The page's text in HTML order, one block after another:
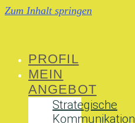
Zum Inhalt springen
PROFIL
MEIN
ANGEBOT
Strategische
Kommunikation